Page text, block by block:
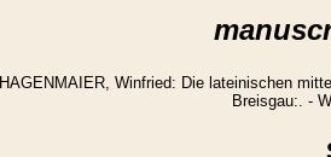
HAGENMAIER, Winfried: Die lateinischen
Breisgau:. -